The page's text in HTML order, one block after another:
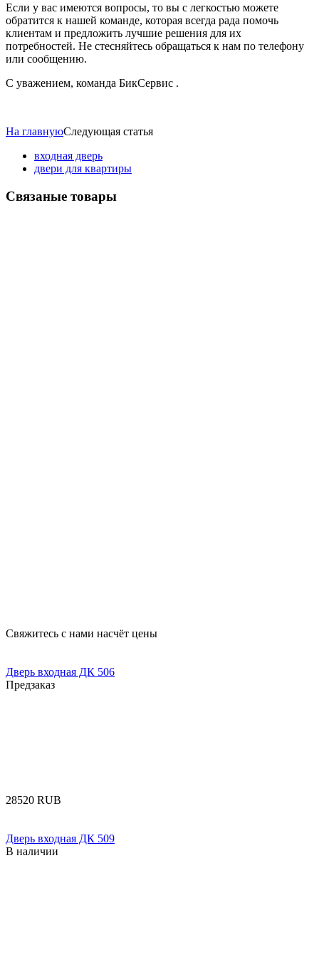
Если у вас имеются вопросы, то вы с легкостью можете
обратится к нашей команде, которая всегда рада помочь
клиентам и предложить лучшие решения для их
потребностей. Не стесняйтесь обращаться к нам по телефону
или сообщению.
С уважением, команда БикСервис .
На главнуюСледующая статья
входная дверь
двери для квартиры
Связаные товары
Свяжитесь с нами насчёт цены
Дверь входная ДК 506
Предзаказ
‍28520‍ RUB
Дверь входная ДК 509
В наличии